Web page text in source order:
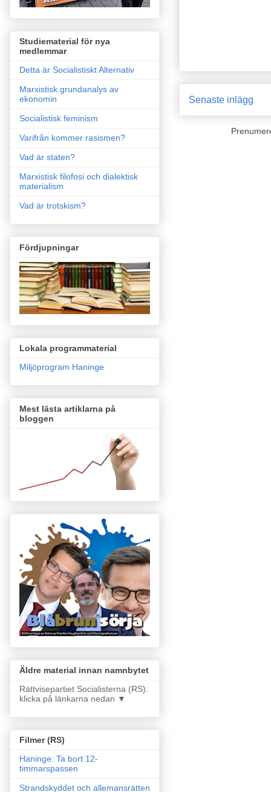
Senaste inlägg
Studiematerial för nya
medlemmar
Detta är Socialistiskt Alternativ
Marxistisk grundanalys av
ekonomin
Socialistisk feminism
Varifrån kommer rasismen?
Vad är staten?
Marxistisk filofosi och dialektisk
materialism
Vad är trotskism?
Fördjupningar
Lokala programmaterial
Miljöprogram Haninge
Mest lästa artiklarna på
bloggen
Äldre material innan namnbytet
Rättvisepartiet Socialisterna (RS):
klicka på länkarna nedan ▼
Filmer (RS)
Haninge: Ta bort 12-
timmarspassen
Strandskyddet och allemansrätten